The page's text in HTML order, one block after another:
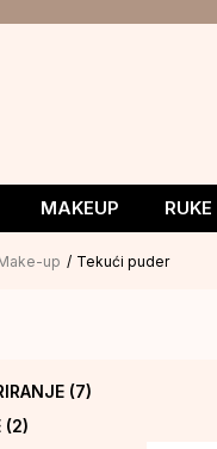
MAKEUP RUKE
up Tekući puder
(7)
(2)